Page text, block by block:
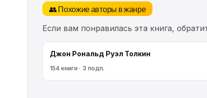
👥 Похожие авторы в жанре
Если вам понравилась эта книга,
Джон Рональд Руэл Толкин
154 книги · 3 подп.